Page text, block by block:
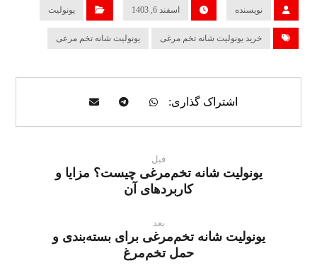
نویسنده اسفند 6, 1403 یونولیت
خرید یونولیت شانه تخم مرغی یونولیت شانه تخم مرعی
قبل
یونولیت شانه تخم‌مرغی چیست؟ مزایا و
کاربردهای آن
بعد
یونولیت شانه تخم‌مرغی برای بسته‌بندی و
حمل تخم‌مرغ